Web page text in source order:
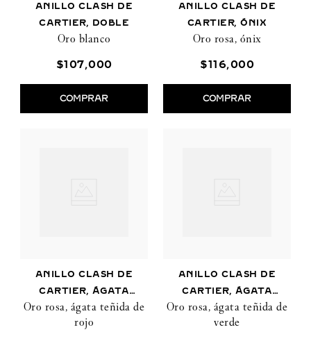
ANILLO CLASH DE
CARTIER, DOBLE
Oro blanco
$107,000
COMPRAR
ANILLO CLASH DE
CARTIER, ÓNIX
Oro rosa, ónix
$116,000
COMPRAR
ANILLO CLASH DE
CARTIER, ÁGATA
TEÑIDA DE ROJO
Oro rosa, ágata teñida de
rojo
ANILLO CLASH DE
CARTIER, ÁGATA
TEÑIDA DE VERDE
Oro rosa, ágata teñida de
verde